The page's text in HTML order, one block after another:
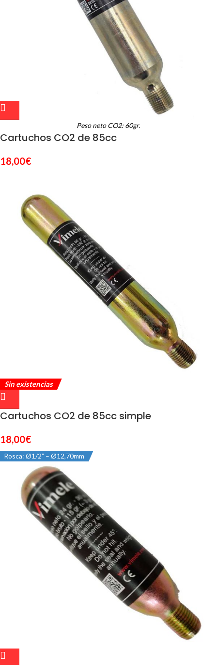
Peso neto CO2: 60gr.
Cartuchos CO2 de 85cc
18,00€
Sin existencias
Cartuchos CO2 de 85cc simple
18,00€
Rosca: Ø1/2” – Ø12,70mm